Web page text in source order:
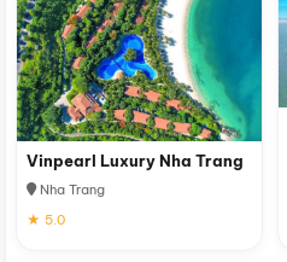
Vinpearl Luxury Nha Trang
Nha Trang
★ 5.0